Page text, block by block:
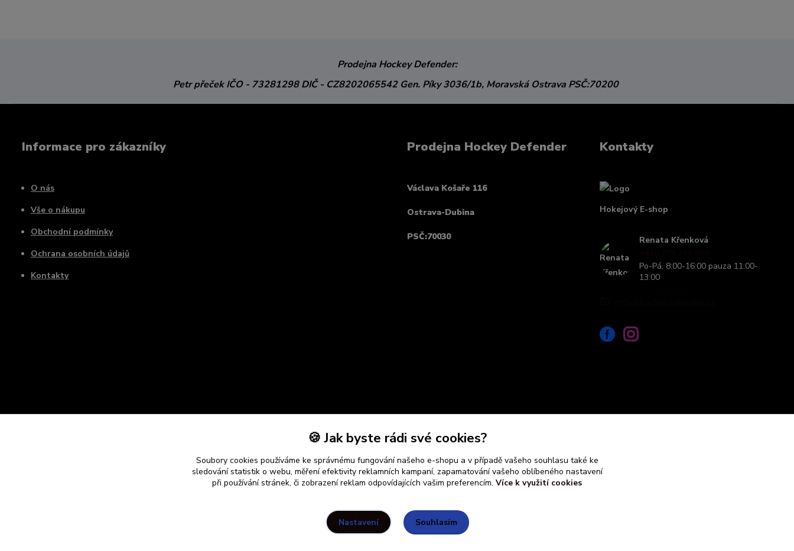
Prodejna Hockey Defender:
Petr přečekIČO - 73281298DIČ - CZ8202065542 Gen. Píky 3036/1b, Moravská Ostrava PSČ:70200
Informace pro zákazníky
O nás
Vše o nákupu
Obchodní podmínky
Ochrana osobních údajů
Kontakty
Prodejna Hockey Defender
Václava Košaře 116
Ostrava-Dubina
PSČ:70030
Kontakty
Hokejový E-shop
Renata Křenková
Po-Pá, 8:00-16:00 pauza 11:00-
13:00
🍪 Jak byste rádi své cookies?
Soubory cookies používáme ke správnému fungování našeho e-shopu a v případě vašeho souhlasu také ke
sledování statistik o webu, měření efektivity reklamních kampaní, zapamatování vašeho oblíbeného nastavení
při používání stránek, či zobrazení reklam odpovídajících vašim preferencím. Více k využití cookies
Nastavení Souhlasím